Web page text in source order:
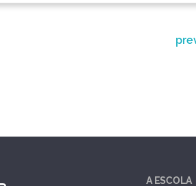
A ESCOLA